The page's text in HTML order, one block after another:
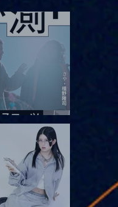
風の憶測1～後藤まりこ
ツ」